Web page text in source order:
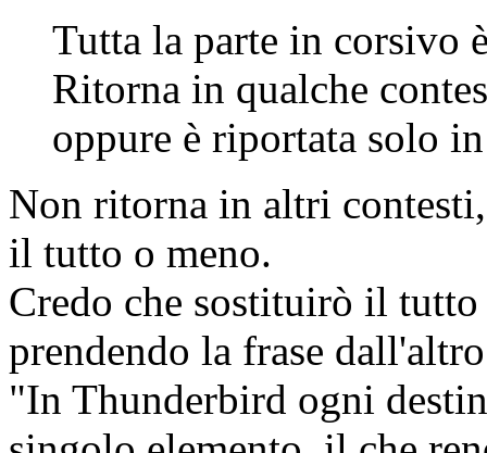
Tutta la parte in corsivo
Ritorna in qualche
oppure è riportata solo
Non ritorna in altri
il tutto o meno.
Credo che sostituirò il tutto
prendendo la frase
"In Thunderbird ogni